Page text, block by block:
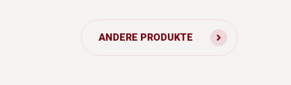
ANDERE PRODUKTE